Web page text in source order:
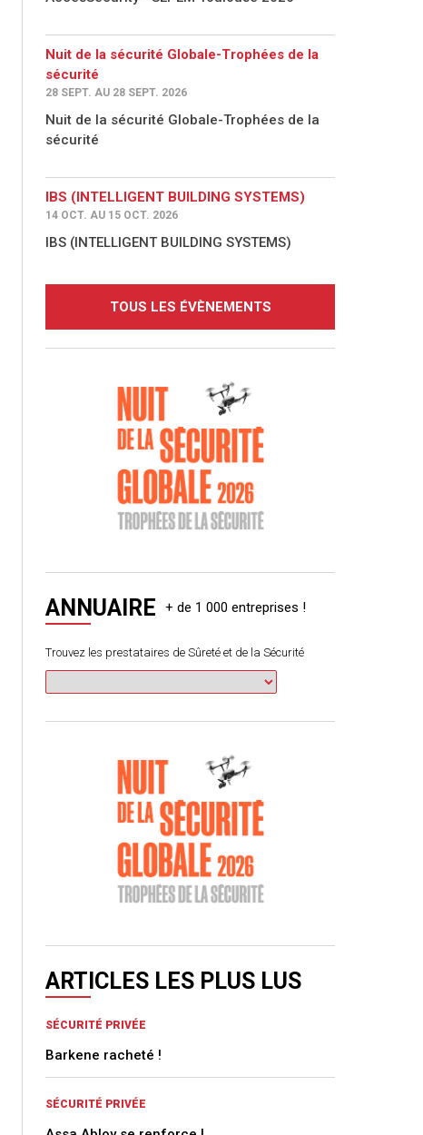
Nuit de la sécurité Globale-Trophées de la
sécurité
28 SEPT. AU 28 SEPT. 2026
Nuit de la sécurité Globale-Trophées de la
sécurité
IBS (INTELLIGENT BUILDING SYSTEMS)
14 OCT. AU 15 OCT. 2026
IBS (INTELLIGENT BUILDING SYSTEMS)
TOUS LES ÉVÈNEMENTS
ANNUAIRE
Trouvez les prestataires de Sûreté et de la Sécurité
ARTICLES LES PLUS LUS
SÉCURITÉ PRIVÉE
Barkene racheté !
SÉCURITÉ PRIVÉE